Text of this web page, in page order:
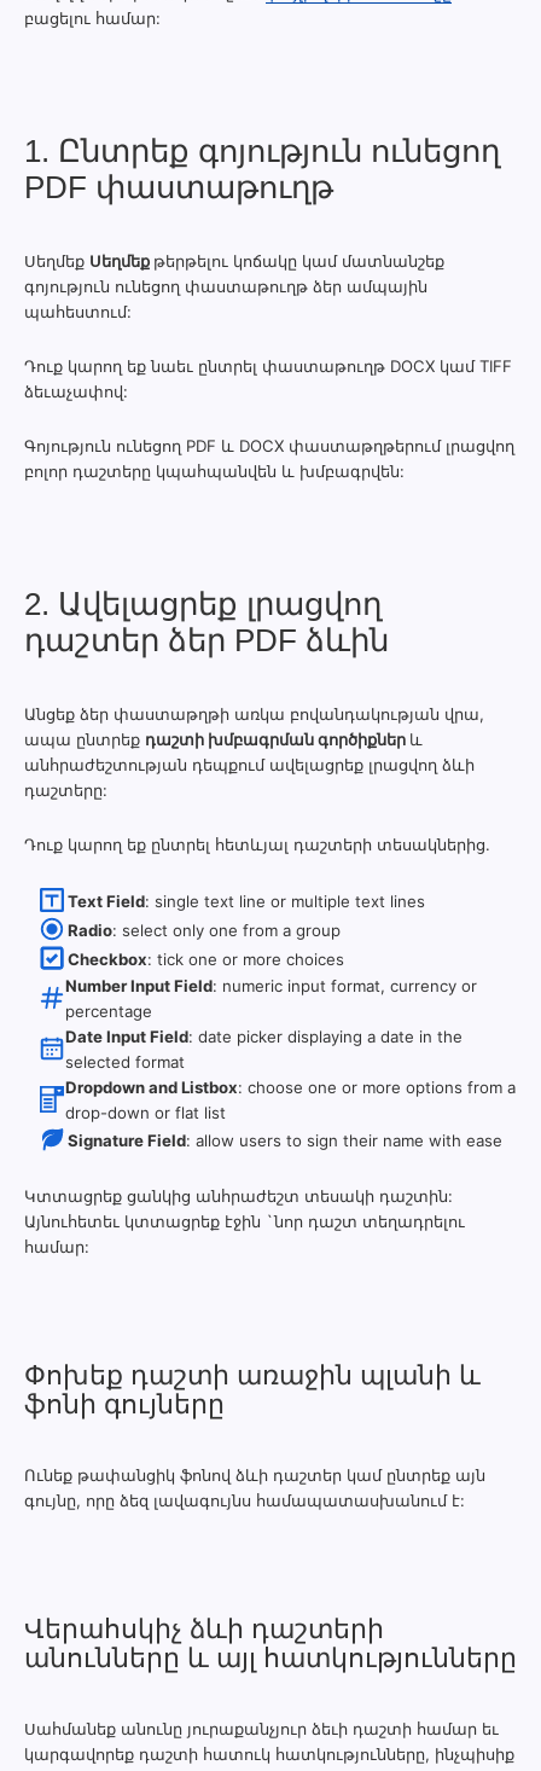
բացելու համար:
1. Ընտրեք գոյություն ունեցող
PDF փաստաթուղթ
Սեղմեք Սեղմեք թերթելու կոճակը կամ մատնանշեք
գոյություն ունեցող փաստաթուղթ ձեր ամպային
պահեստում:
Դուք կարող եք նաեւ ընտրել փաստաթուղթ DOCX կամ TIFF
ձեւաչափով:
Գոյություն ունեցող PDF և DOCX փաստաթղթերում լրացվող
բոլոր դաշտերը կպահպանվեն և խմբագրվեն:
2. Ավելացրեք լրացվող
դաշտեր ձեր PDF ձևին
Անցեք ձեր փաստաթղթի առկա բովանդակության վրա,
ապա ընտրեք դաշտի խմբագրման գործիքներ և
անհրաժեշտության դեպքում ավելացրեք լրացվող ձևի
դաշտերը:
Դուք կարող եք ընտրել հետևյալ դաշտերի տեսակներից.
Text Field: single text line or multiple text lines
Radio: select only one from a group
Checkbox: tick one or more choices
Number Input Field: numeric input format, currency or
percentage
Date Input Field: date picker displaying a date in the
selected format
Dropdown and Listbox: choose one or more options from a
drop-down or flat list
Signature Field: allow users to sign their name with ease
Կտտացրեք ցանկից անհրաժեշտ տեսակի դաշտին:
Այնուհետեւ կտտացրեք էջին `նոր դաշտ տեղադրելու
համար:
Փոխեք դաշտի առաջին պլանի և
ֆոնի գույները
Ունեք թափանցիկ ֆոնով ձևի դաշտեր կամ ընտրեք այն
գույնը, որը ձեզ լավագույնս համապատասխանում է:
Վերահսկիչ ձևի դաշտերի
անունները և այլ հատկությունները
Սահմանեք անունը յուրաքանչյուր ձեւի դաշտի համար եւ
կարգավորեք դաշտի հատուկ հատկությունները, ինչպիսիք